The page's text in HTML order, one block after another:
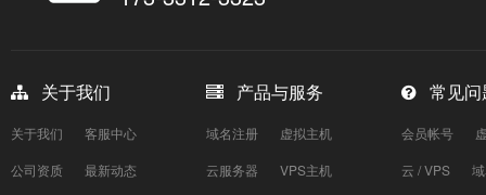
关于我们
关于我们
客服中心
公司资质
最新动态
产品与服务
域名注册
虚拟主机
云服务器
VPS主机
常见问
会员帐号
云 / VPS